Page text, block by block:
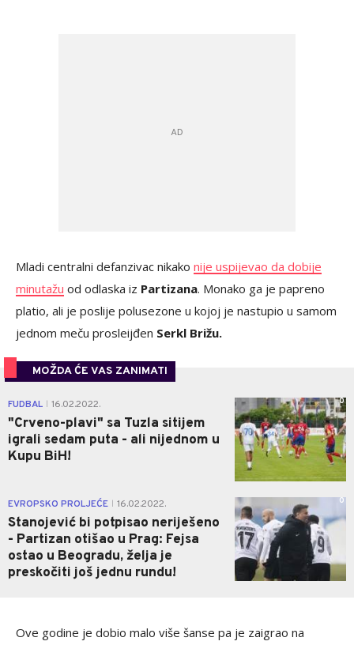
Mladi centralni defanzivac nikako nije uspijevao da dobije
minutažu od odlaska iz Partizana. Monako ga je papreno
platio, ali je poslije polusezone u kojoj je nastupio u samom
jednom meču prosleijđen Serkl Brižu.
MOŽDA ĆE VAS ZANIMATI
FUDBAL 16.02.2022.
"Crveno-plavi" sa Tuzla sitijem
igrali sedam puta - ali nijednom u
Kupu BiH!
0
EVROPSKO PROLJEĆE 16.02.2022.
Stanojević bi potpisao neriješeno
- Partizan otišao u Prag: Fejsa
ostao u Beogradu, želja je
preskočiti još jednu rundu!
0
Ove godine je dobio malo više šanse pa je zaigrao na